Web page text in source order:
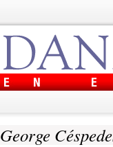
George